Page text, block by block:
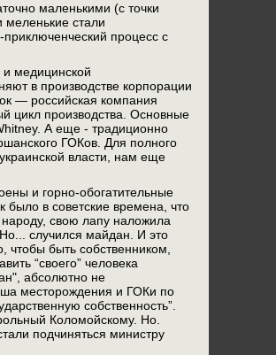
маленькими (с точки
меленькие стали
процесс с
медицинской
в производстве корпорации
— российская компания
цикл производства. Основные
А еще - традиционно
ГОКов. Для полного
власти, нам еще
и горно-обогатительные
в советские времена, что
народу, свою лапу наложила
случился майдан. И это
быть собственником,
“своего” человека
абсолютно не
месторождения и ГОКи по
собственность”.
Коломойскому. Но.
подчиняться министру